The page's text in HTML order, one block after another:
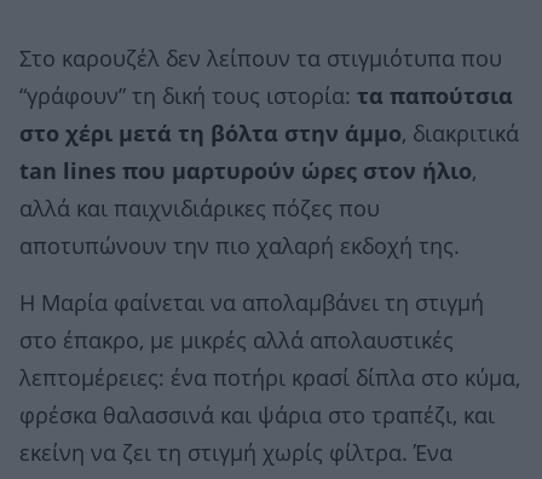
Στο καρουζέλ δεν λείπουν τα στιγμιότυπα που
“γράφουν” τη δική τους ιστορία: τα παπούτσια
στο χέρι μετά τη βόλτα στην άμμο, διακριτικά
tan lines που μαρτυρούν ώρες στον ήλιο,
αλλά και παιχνιδιάρικες πόζες που
αποτυπώνουν την πιο χαλαρή εκδοχή της.
Η Μαρία φαίνεται να απολαμβάνει τη στιγμή
στο έπακρο, με μικρές αλλά απολαυστικές
λεπτομέρειες: ένα ποτήρι κρασί δίπλα στο κύμα,
φρέσκα θαλασσινά και ψάρια στο τραπέζι, και
εκείνη να ζει τη στιγμή χωρίς φίλτρα. Ένα